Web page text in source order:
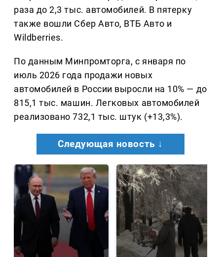
раза до 2,3 тыс. автомобилей. В пятерку
также вошли Сбер Авто, ВТБ Авто и
Wildberries.
По данным Минпромторга, с января по
июль 2026 года продажи новых
автомобилей в России выросли на 10% — до
815,1 тыс. машин. Легковых автомобилей
реализовано 732,1 тыс. штук (+13,3%).
Следующая новость ↓